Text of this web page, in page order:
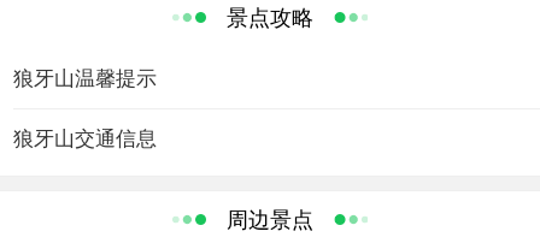
乐——岭东——狼牙山/（线路2）保定——满城——石井
各有一条羊肠小路通向主峰“闫王鼻子”、“小鬼脸”等险要之
处非贴壁不可逾越。离山顶１００米处有一小片开阔地，
棋盘，故称“棋盘坨”，相传为神仙之遗物。
士为掩护主力部队转移，牵着２５００人的日本侵略军上
景点攻略
狼牙山温馨提示
狼牙山交通信息
周边景点